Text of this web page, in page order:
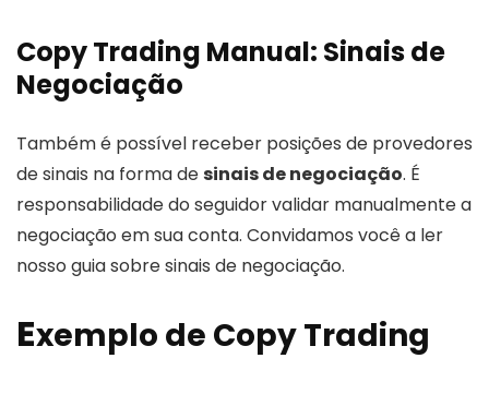
Copy Trading Manual: Sinais de
Negociação
Também é possível receber posições de provedores
de sinais na forma desinais de negociação. É
responsabilidade do seguidor validar manualmente a
negociação em sua conta. Convidamos você a ler
nosso guia sobre sinais de negociação.
Exemplo de Copy Trading